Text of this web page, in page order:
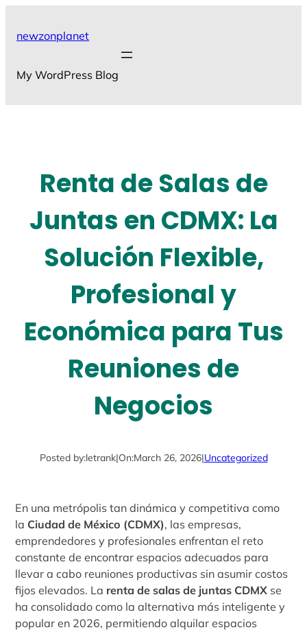
newzonplanet
My WordPress Blog
Renta de Salas de
Juntas en CDMX: La
Solución Flexible,
Profesional y
Económica para Tus
Reuniones de
Negocios
Posted by:letrank|On:March 26, 2026|Uncategorized
En una metrópolis tan dinámica y competitiva como
la Ciudad de México (CDMX), las empresas,
emprendedores y profesionales enfrentan el reto
constante de encontrar espacios adecuados para
llevar a cabo reuniones productivas sin asumir costos
fijos elevados. La renta de salas de juntas CDMX se
ha consolidado como la alternativa más inteligente y
popular en 2026, permitiendo alquilar espacios